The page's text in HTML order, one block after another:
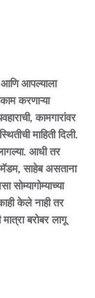
आणि आपल्याला
करणाऱ्या
कामगारांवर
माहिती दिली.
आधी तर
साहेब असताना
सोम्यागोम्याच्या
केले नाही तर
बरोबर लागू